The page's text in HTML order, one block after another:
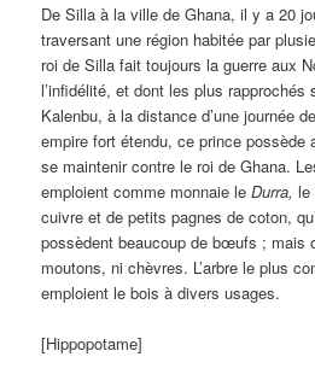
De Silla à la ville de Ghana, il y a 20
traversant une région habitée par
roi de Silla fait toujours la guerre aux
l’infidélité, et dont les plus
Kalenbu, à la distance d’une journée
empire fort étendu, ce prince possède
se maintenir contre le roi de Ghana.
emploient comme monnaie leDurra,le
cuivre et de petits pagnes de coton,
possèdent beaucoup de bœufs ; mais
moutons, ni chèvres. L’arbre le plus
emploient le bois à divers usages.
[Hippopotame]